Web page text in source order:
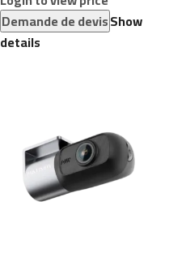
Demande de devisShow
details